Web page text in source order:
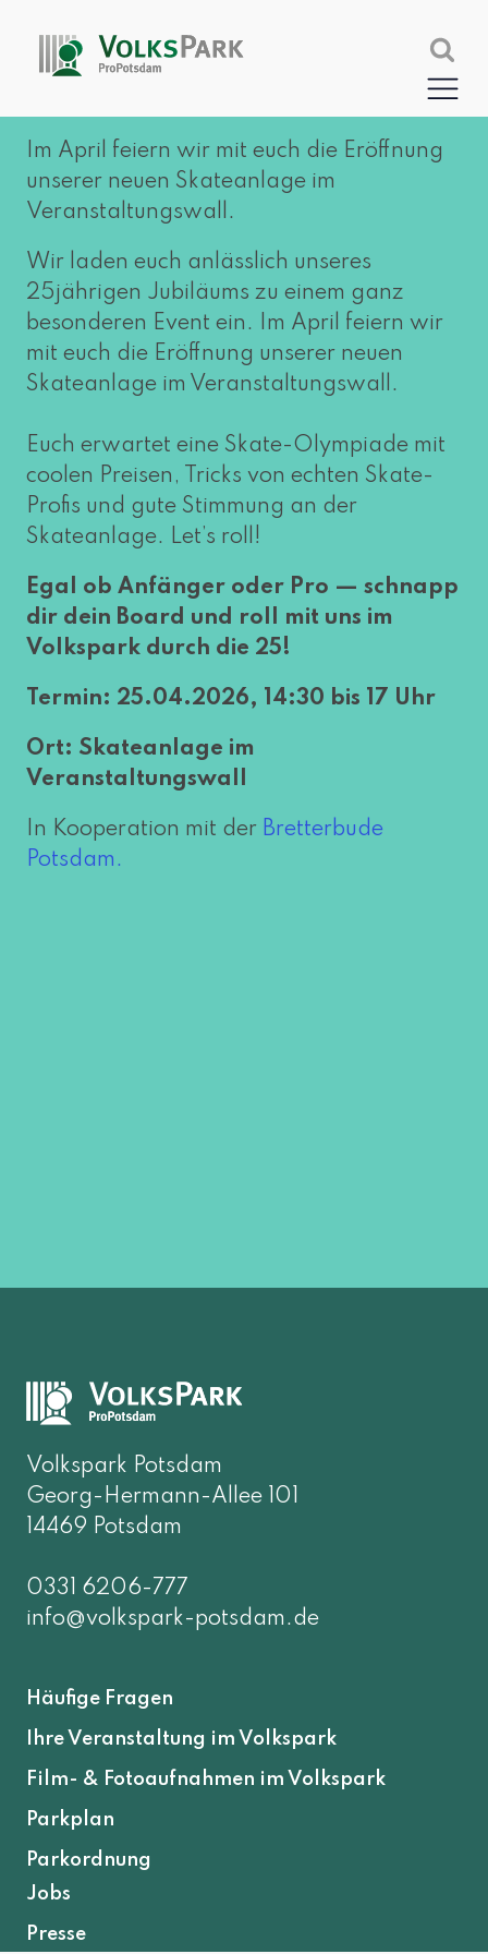
Im April fei­ern wir mit euch die Eröffnung
unse­rer neu­en Skateanlage im
Veranstaltungswall.
Wir laden euch anläss­lich unse­res
25jährigen Jubiläums zu einem ganz
beson­de­ren Event ein. Im April fei­ern wir
mit euch die Eröffnung unse­rer neu­en
Skateanlage im Veranstaltungswall.
Euch erwar­tet eine Skate-Olympiade mit
coo­len Preisen, Tricks von ech­ten Skate-
Profis und gute Stimmung an der
Skateanlage. Let’s roll!
Egal ob Anfänger oder Pro — schnapp
dir dein Board und roll mit uns im
Volkspark durch die 25!
Termin: 25.04.2026, 14:30 bis 17 Uhr
Ort: Skateanlage im
Veranstaltungswall
In Kooperation mit der Bretterbude
Potsdam.
Volkspark Potsdam
Georg-Hermann-Allee 101
14469 Potsdam
0331 6206-777
info@volkspark-potsdam.de
Häufige Fragen
Ihre Veranstaltung im Volkspark
Film- & Fotoaufnahmen im Volkspark
Parkplan
Parkordnung
Jobs
Presse